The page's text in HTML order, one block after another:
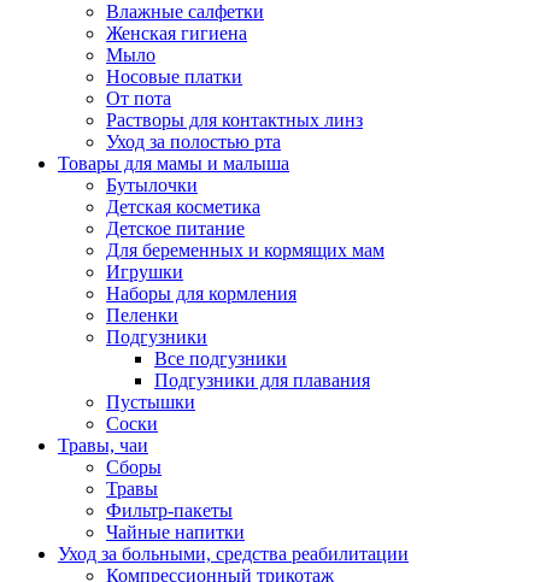
Влажные салфетки
Женская гигиена
Мыло
Носовые платки
От пота
Растворы для контактных линз
Уход за полостью рта
Товары для мамы и малыша
Бутылочки
Детская косметика
Детское питание
Для беременных и кормящих мам
Игрушки
Наборы для кормления
Пеленки
Подгузники
Все подгузники
Подгузники для плавания
Пустышки
Соски
Травы, чаи
Сборы
Травы
Фильтр-пакеты
Чайные напитки
Уход за больными, средства реабилитации
Компрессионный трикотаж